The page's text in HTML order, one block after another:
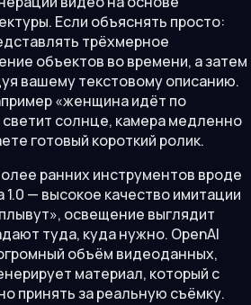
Если объяснять просто:
трёхмерное
объектов во времени, а затем
вашему текстовому описанию.
«женщина идёт по
солнце, камера медленно
готовый короткий ролик.
ранних инструментов вроде
1.0 — высокое качество имитации
освещение выглядит
туда, куда нужно. OpenAI
объём видеоданных,
материал, который с
принять за реальную съёмку.